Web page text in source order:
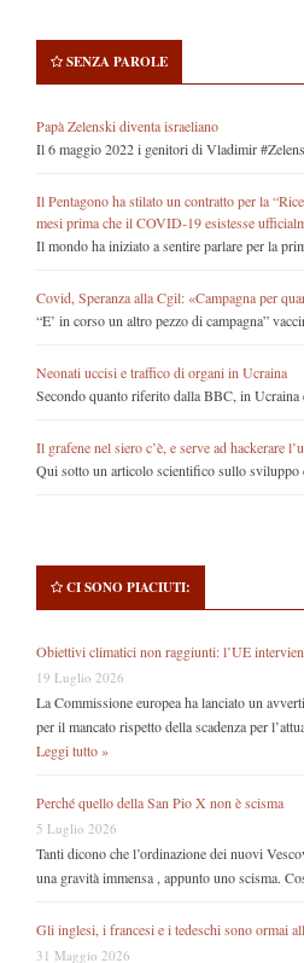
SENZA PAROLE
Papà Zelenski diventa israeliano
Il 6 maggio 2022 i genitori di Vladimir
Il Pentagono ha stilato un contratto per la
mesi prima che il COVID-19 esistesse
Il mondo ha iniziato a sentire parlare per la
Covid, Speranza alla Cgil: «Campagna per
“E’ in corso un altro pezzo di campagna”
Neonati uccisi e traffico di organi in Ucraina
Secondo quanto riferito dalla BBC, in Ucraina
Il grafene nel siero c’è, e serve ad hackerare
Qui sotto un articolo scientifico sullo sviluppo
CI SONO PIACIUTI:
Obiettivi climatici non raggiunti: l’UE
19 Luglio 2026
La Commissione europea ha lanciato un
per il mancato rispetto della scadenza per
Leggi tutto »
Perché quello della San Pio X non è scisma
5 Luglio 2026
Tanti dicono che l’ordinazione dei nuovi
una gravità immensa , appunto uno scisma.
Gli inglesi, i francesi e i tedeschi sono ormai
31 Maggio 2026